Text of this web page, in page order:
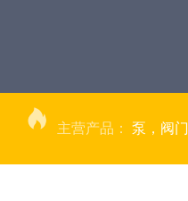
主营产品： 泵，阀